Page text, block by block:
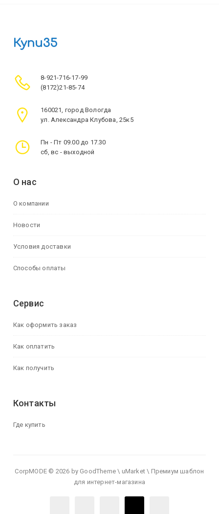
Купи35
8-921-716-17-99
(8172)21-85-74
160021, город Вологда
ул. Александра Клубова, 25к5
Пн - Пт 09.00 до 17.30
сб, вс - выходной
О нас
О компании
Новости
Условия доставки
Способы оплаты
Сервис
Как оформить заказ
Как оплатить
Как получить
Контакты
Где купить
CorpMODE © 2026 by GoodTheme \ uMarket \ Премиум шаблон
для интернет-магазина